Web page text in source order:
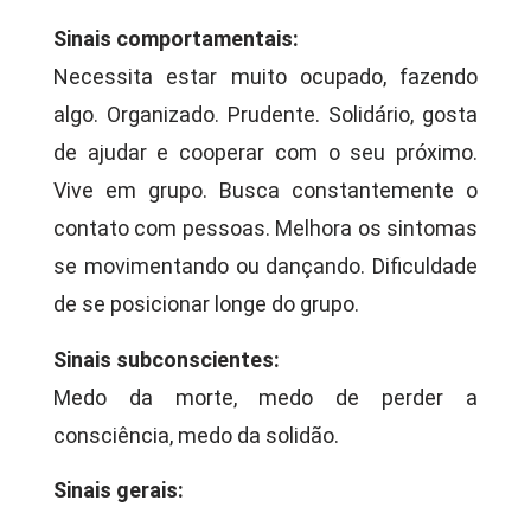
Sinais comportamentais:
Necessita estar muito ocupado, fazendo
algo. Organizado. Prudente. Solidário, gosta
de ajudar e cooperar com o seu próximo.
Vive em grupo. Busca constantemente o
contato com pessoas. Melhora os sintomas
se movimentando ou dançando. Dificuldade
de se posicionar longe do grupo.
Sinais subconscientes:
Medo da morte, medo de perder a
consciência, medo da solidão.
Sinais gerais: